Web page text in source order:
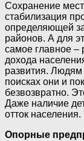
Сохранение
стабилизация
определяющей
районов. А для
самое главное –
дохода
развития. Людям
поисках они и
безвозвратно.
Даже наличие
отток населения.
Опорные